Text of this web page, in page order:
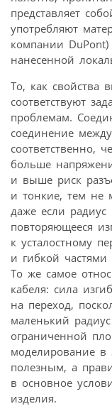
представляет
употребляют
компании
нанесенной
То, как свойства
соответствуют
проблемам.
соединение
соответственно,
больше
и выше риск
и тонкие, тем не
даже если радиус
повторяющееся
к усталостному
и гибкой
То же самое
кабеля: сила
на переход,
маленький
ограниченной
моделирование в
полезным, а
в основное
изделия.